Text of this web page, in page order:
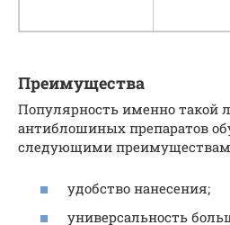
Преимущества
Популярность именно такой
антиблошиных препаратов
следующими
удобство нанесения;
универсальность